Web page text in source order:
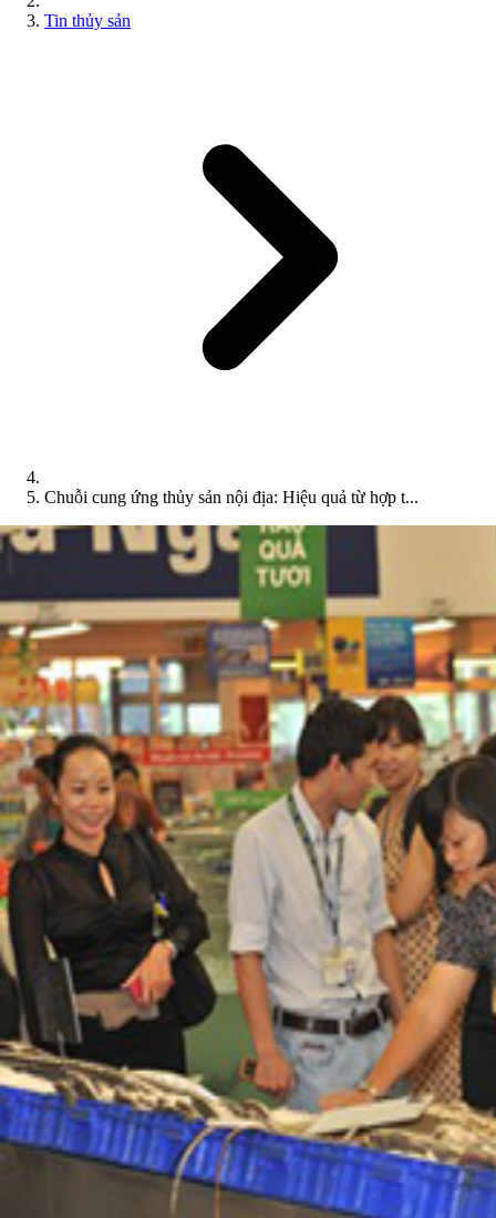
Tin thủy sản
Chuỗi cung ứng thủy sản nội địa: Hiệu quả từ hợp t...